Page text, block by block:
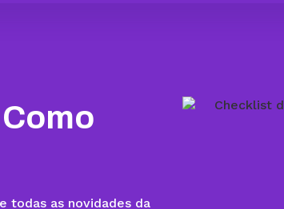
todas as novidades da